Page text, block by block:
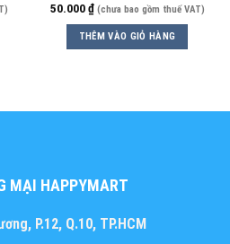
50.000₫ (chưa bao gồm thuế VAT)
THÊM VÀO GIỎ HÀNG
MẠI HAPPYMART
P.12, Q.10, TP.HCM